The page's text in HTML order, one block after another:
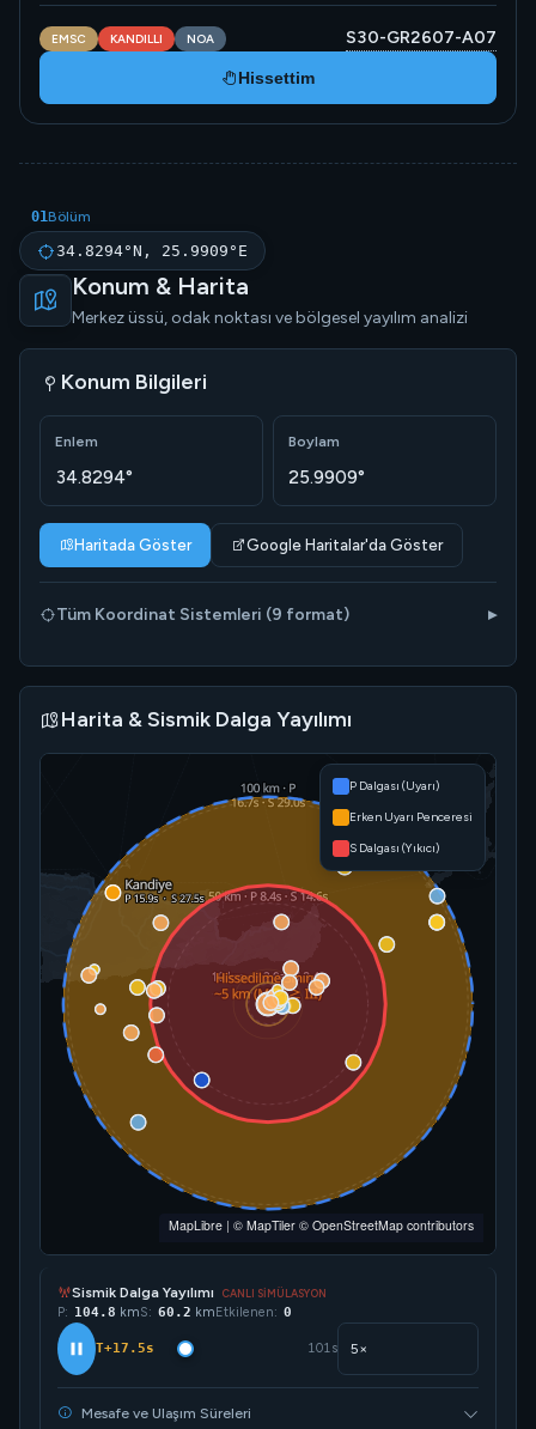
EMSC KANDILLI NOA S30-GR2607-A07
Hissettim
01Bölüm
34.8294°N, 25.9909°E
Konum & Harita
Merkez üssü, odak noktası ve bölgesel yayılım analizi
Konum Bilgileri
Enlem
34.8294°
Boylam
25.9909°
Haritada Göster Google Haritalar'da Göster
Tüm Koordinat Sistemleri (9 format)
Harita & Sismik Dalga Yayılımı
MapLibre | © MapTiler © OpenStreetMap contributors
P Dalgası (Uyarı)
Erken Uyarı Penceresi
S Dalgası (Yıkıcı)
Sismik Dalga Yayılımı CANLI SİMÜLASYON
P: 134.8 kmS: 77.6 kmEtkilenen: 0
T+22.5s 101s
Mesafe ve Ulaşım Süreleri